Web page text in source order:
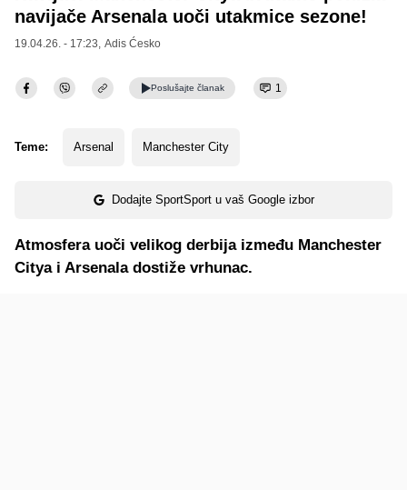
navijače Arsenala uoči utakmice sezone!
19.04.26. - 17:23, Adis Ćesko
Poslušajte članak 1
Teme: Arsenal Manchester City
Dodajte SportSport u vaš Google izbor
Atmosfera uoči velikog derbija između Manchester
Citya i Arsenala dostiže vrhunac.